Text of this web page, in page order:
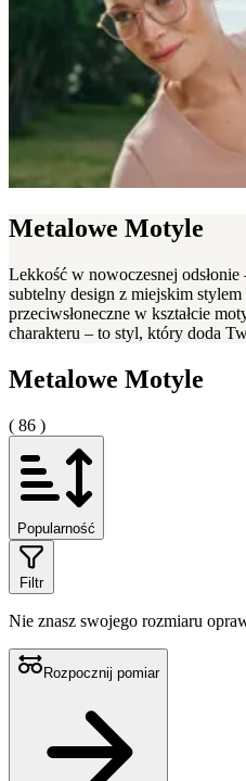
Metalowe Motyle
Lekkość w nowoczesnej
subtelny design z miejskim
przeciwsłoneczne w kształcie
charakteru – to styl, który doda
Metalowe Motyle
( 86 )
Popularność
Filtr
Nie znasz swojego rozmiaru
Rozpocznij pomiar